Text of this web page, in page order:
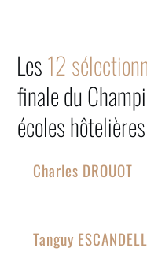
Les12
finale du
écoles
Charles DROUOT
Tanguy ESCANDELL